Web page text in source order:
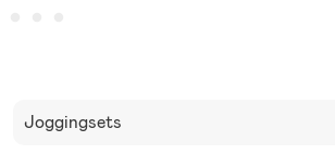
Joggingsets